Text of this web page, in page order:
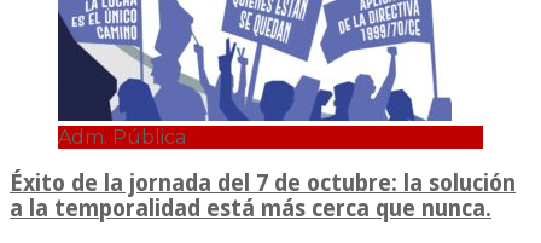
Adm. Pública
Éxito de la jornada del 7 de octubre: la solución
a la temporalidad está más cerca que nunca.